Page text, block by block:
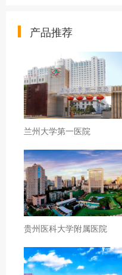
产品推荐
兰州大学第一医院
贵州医科大学附属医院